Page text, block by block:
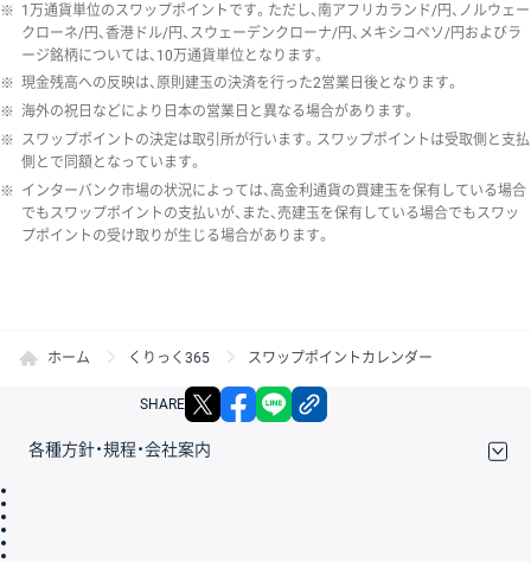
※ 1万通貨単位のスワップポイントです。ただし、南アフリカランド/円、ノルウェー
クローネ/円、香港ドル/円、スウェーデンクローナ/円、メキシコペソ/円およびラ
ージ銘柄については、10万通貨単位となります。
※ 現金残高への反映は、原則建玉の決済を行った2営業日後となります。
※ 海外の祝日などにより日本の営業日と異なる場合があります。
※ スワップポイントの決定は取引所が行います。スワップポイントは受取側と支払
側とで同額となっています。
※ インターバンク市場の状況によっては、高金利通貨の買建玉を保有している場合
でもスワップポイントの支払いが、また、売建玉を保有している場合でもスワッ
プポイントの受け取りが生じる場合があります。
ホーム くりっく365 スワップポイントカレンダー
SHARE X facebook
各種方針・規程・会社案内